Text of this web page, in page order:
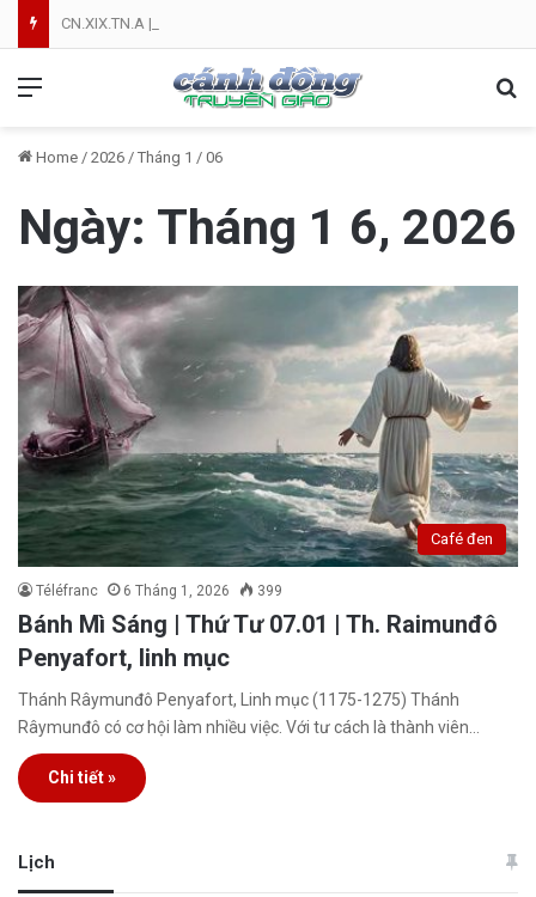
CN.XIX.TN.A | Cứ Yên Tâm | NVT
Home / 2026 / Tháng 1 / 06
Ngày: Tháng 1 6, 2026
Café đen
Téléfranc 6 Tháng 1, 2026 399
Bánh Mì Sáng | Thứ Tư 07.01 | Th. Raimunđô
Penyafort, linh mục
Thánh Râymunđô Penyafort, Linh mục (1175-1275) Thánh
Râymunđô có cơ hội làm nhiều việc. Với tư cách là thành viên…
Chi tiết »
Lịch